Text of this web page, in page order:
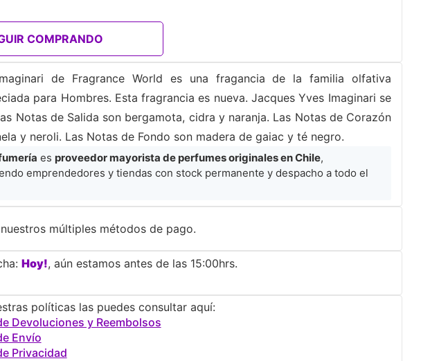
COMPRANDO
de Fragrance World es una fragancia de la familia olfativa
para Hombres. Esta fragrancia es nueva. Jacques Yves Imaginari se
Notas de Salida son bergamota, cidra y naranja. Las Notas de Corazón
y neroli. Las Notas de Fondo son madera de gaiac y té negro.
es proveedor mayorista de perfumes originales en Chile,
emprendedores y tiendas con stock permanente y despacho a todo el
múltiples métodos de pago.
Hoy!, aún estamos antes de las 15:00hrs.
políticas las puedes consultar aquí:
Devoluciones y Reembolsos
Envío
Privacidad